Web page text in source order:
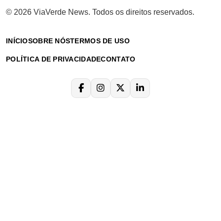
© 2026 ViaVerde News. Todos os direitos reservados.
INÍCIOSOBRE NÓSTERMOS DE USO
POLÍTICA DE PRIVACIDADECONTATO